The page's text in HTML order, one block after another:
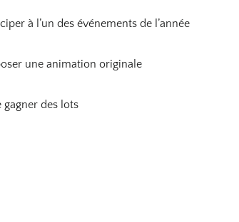
à l’un des événements de l’année
une animation originale
gagner des lots